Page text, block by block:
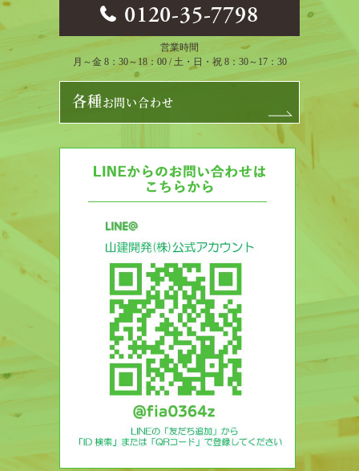
0120-35-7798
営業時間
月～金 8：30～18：00 / 土・日・祝 8：30～17：30
各種お問い合わせ